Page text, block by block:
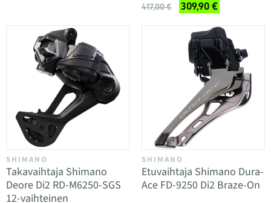
417,00 € 309,90 €
SHIMANO
Taka­vaihtaja Shimano
Deore Di2 RD-M6250-SGS
12-vaihteinen
SHIMANO
Etuvaihtaja Shimano Dura-
Ace FD-9250 Di2 Braze-On